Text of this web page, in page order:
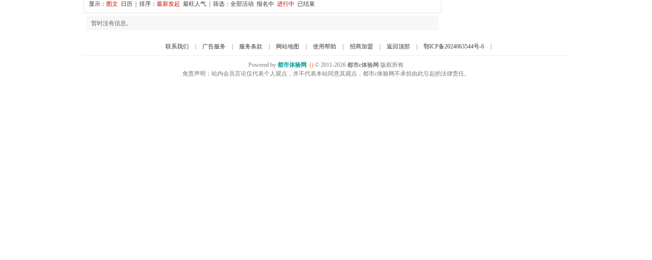
显示： 图文 日历 | 排序： 最新发起 最旺人气 | 筛选： 全部活动 报名中 进行中 已结束
暂时没有信息。
联系我们 广告服务 服务条款 网站地图 使用帮助 招商加盟 返回顶部 鄂ICP备2024063544号-6
Powered by 都市体验网 () © 2011-2026 都市c体验网 版权所有
免责声明：站内会员言论仅代表个人观点，并不代表本站同意其观点，都市c体验网不承担由此引起的法律责任。